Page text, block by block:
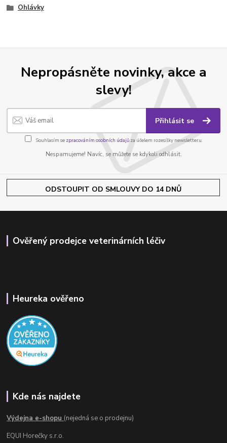
Ohlávky
Nepropásněte novinky, akce a
slevy!
Přihlásit se
Souhlasím se zpracováním osobních údajůza účelem rozesílky newsletteru.
Nespamujeme! Navíc, se můžete se kdykoli odhlásit.
ODSTOUPIT OD SMLOUVY DO 14 DNŮ
Ověřený prodejce veterinárních léčiv
Heureka ověřeno
Kde nás najdete
Výdejna e-shopu (nejedná se o prodejnu)
EQUI Horečky s.r.o.